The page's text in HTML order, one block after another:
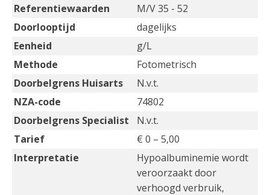
Referentiewaarden
M/V 35 - 52
Doorlooptijd
dagelijks
Eenheid
g/L
Methode
Fotometrisch
Doorbelgrens Huisarts
N.v.t.
NZA-code
74802
Doorbelgrens Specialist
N.v.t.
Tarief
€ 0 – 5,00
Interpretatie
Hypoalbuminemie wordt
veroorzaakt door
verhoogd verbruik,